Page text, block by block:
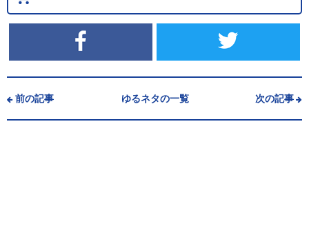
前の記事 ゆるネタの一覧 次の記事